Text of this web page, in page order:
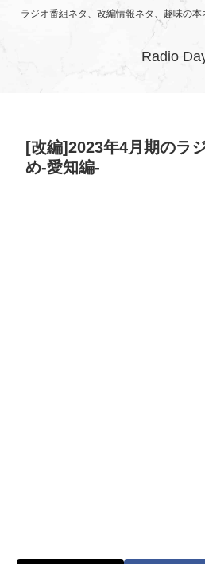
ラジオ番組ネタ、改編情報ネタ、趣味の
Radio
[改編]2023年4月期のラ
め-愛知編-